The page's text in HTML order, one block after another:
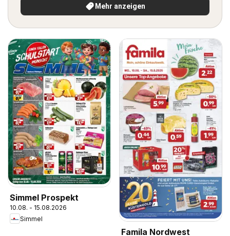
Mehr anzeigen
Simmel Prospekt
10.08. - 15.08.2026
Simmel
Famila Nordwest